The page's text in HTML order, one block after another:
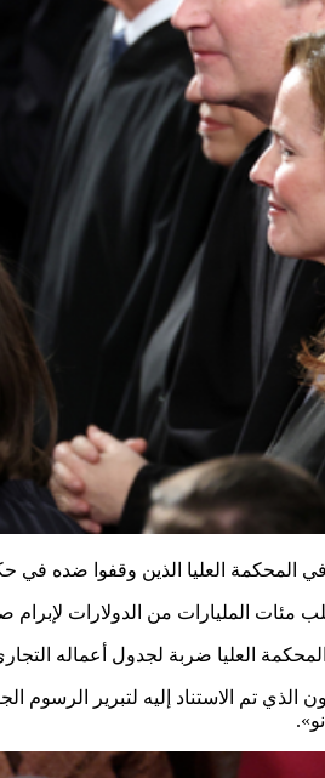
في المحكمة العليا الذين وقفوا ضده
المليارات من الدولارات لإبرام
العليا ضربة لجدول أعماله
العليا 6-3 بأن القانون الذي تم